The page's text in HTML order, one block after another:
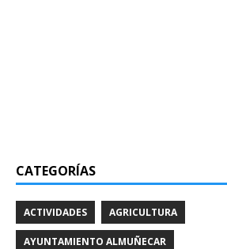
CATEGORÍAS
ACTIVIDADES AGRICULTURA
AYUNTAMIENTO ALMUÑECAR